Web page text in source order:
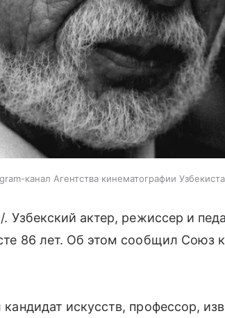
канал Агентства кинематографии
актер, режиссер и
86 лет. Об этом сообщил Союз
искусств, профессор,